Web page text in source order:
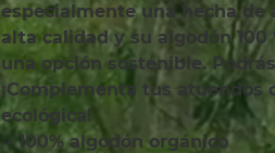
especialmente una hecha de
alta calidad y su algodón
una opción sostenible.
¡Complementa tus atuendos
ecológica!
• 100% algodón orgánico